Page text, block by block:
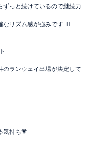
ずっと続けているので継続力
リズム感が強みです✊🏻
のランウェイ出場が決定して
気持ち💗